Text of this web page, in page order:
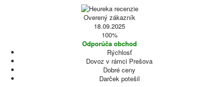
Overený zákazník
18.09.2025
100%
Odporúča obchod
Rýchlosť
Dovoz v rámci Prešova
Dobré ceny
Darček potešil